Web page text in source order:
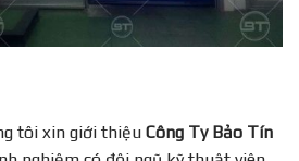
tôi xin giới thiệu Công Ty Bảo Tín